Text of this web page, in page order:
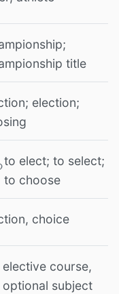
title
election;
to elect; to select;
to choose
choice
elective course,
optional subject